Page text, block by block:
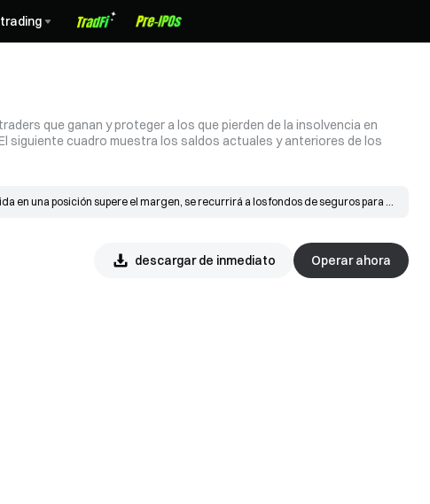
que ganan y proteger a los que pierden de la insolvencia en
siguiente cuadro muestra los saldos actuales y anteriores de los
en una posición supere el margen, se recurrirá a los fondos de seguros para
descargar de inmediato Operar ahora